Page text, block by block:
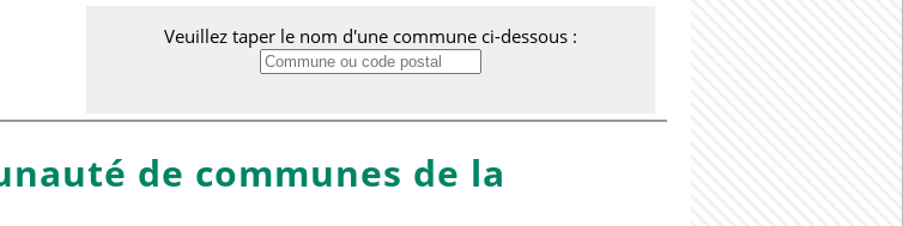
Veuillez taper le nom d'une commune ci-dessous :
de communes de la